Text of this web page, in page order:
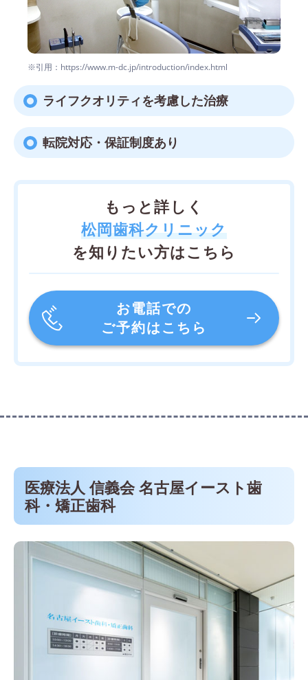
※引用：https://www.m-dc.jp/introduction/index.html
ライフクオリティを考慮した治療
転院対応・保証制度あり
もっと詳しく
松岡歯科クリニック
を知りたい方はこちら
お電話での
ご予約はこちら
医療法人 信義会 名古屋イースト歯
科・矯正歯科